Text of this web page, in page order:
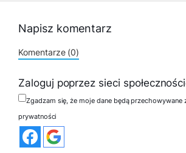
Napisz komentarz
Komentarze (0)
Zaloguj poprzez sieci
Zgadzam się, że moje dane będą
prywatności